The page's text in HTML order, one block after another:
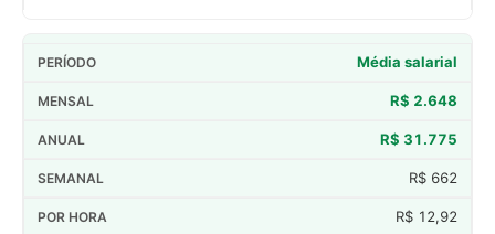
Média salarial
R$ 2.648
R$ 31.775
R$ 662
R$ 12,92